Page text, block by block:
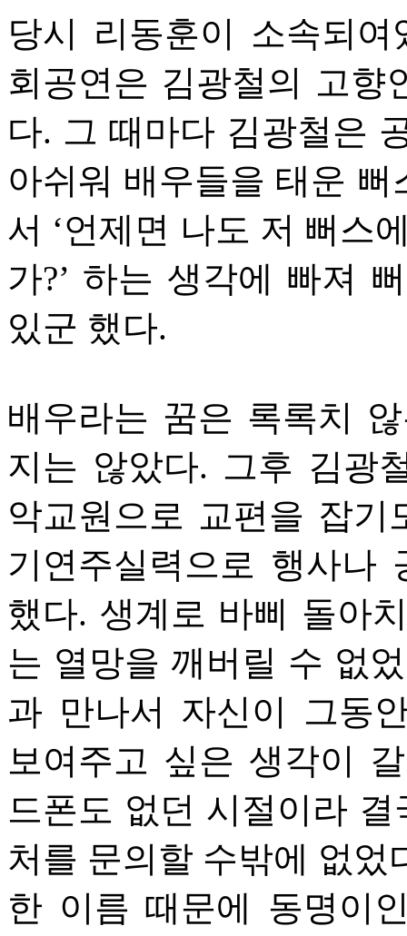
당시 리동훈이 소속되
회공연은 김광철의 고향
다. 그 때마다 김광철은
아쉬워 배우들을 태운
서 ‘언제면 나도 저 뻐스
가?’ 하는 생각에 빠져
있군 했다.
배우라는 꿈은 록록치
지는 않았다. 그후 김광
악교원으로 교편을 잡
기연주실력으로 행사나
했다. 생계로 바삐 돌아
는 열망을 깨버릴 수 없
과 만나서 자신이 그동
보여주고 싶은 생각이
드폰도 없던 시절이라
처를 문의할 수밖에 없었
한 이름 때문에 동명이